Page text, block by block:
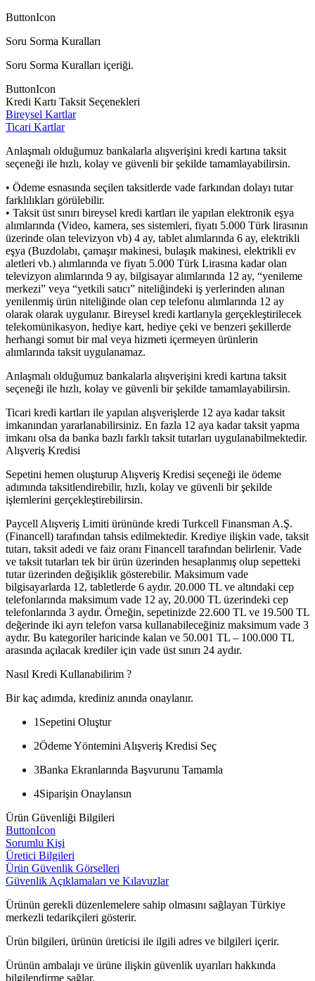
ButtonIcon
Soru Sorma Kuralları
Soru Sorma Kuralları içeriği.
ButtonIcon
Kredi Kartı Taksit Seçenekleri
Bireysel Kartlar
Ticari Kartlar
Anlaşmalı olduğumuz bankalarla alışverişini kredi kartına taksit
seçeneği ile hızlı, kolay ve güvenli bir şekilde tamamlayabilirsin.
• Ödeme esnasında seçilen taksitlerde vade farkından dolayı tutar
farklılıkları görülebilir.
• Taksit üst sınırı bireysel kredi kartları ile yapılan elektronik eşya
alımlarında (Video, kamera, ses sistemleri, fiyatı 5.000 Türk lirasının
üzerinde olan televizyon vb) 4 ay, tablet alımlarında 6 ay, elektrikli
eşya (Buzdolabı, çamaşır makinesi, bulaşık makinesi, elektrikli ev
aletleri vb.) alımlarında ve fiyatı 5.000 Türk Lirasına kadar olan
televizyon alımlarında 9 ay, bilgisayar alımlarında 12 ay, “yenileme
merkezi” veya “yetkili satıcı” niteliğindeki iş yerlerinden alınan
yenilenmiş ürün niteliğinde olan cep telefonu alımlarında 12 ay
olarak olarak uygulanır. Bireysel kredi kartlarıyla gerçekleştirilecek
telekomünikasyon, hediye kart, hediye çeki ve benzeri şekillerde
herhangi somut bir mal veya hizmeti içermeyen ürünlerin
alımlarında taksit uygulanamaz.
Anlaşmalı olduğumuz bankalarla alışverişini kredi kartına taksit
seçeneği ile hızlı, kolay ve güvenli bir şekilde tamamlayabilirsin.
Ticari kredi kartları ile yapılan alışverişlerde 12 aya kadar taksit
imkanından yararlanabilirsiniz. En fazla 12 aya kadar taksit yapma
imkanı olsa da banka bazlı farklı taksit tutarları uygulanabilmektedir.
Alışveriş Kredisi
Sepetini hemen oluşturup Alışveriş Kredisi seçeneği ile ödeme
adımında taksitlendirebilir, hızlı, kolay ve güvenli bir şekilde
işlemlerini gerçekleştirebilirsin.
Paycell Alışveriş Limiti ürününde kredi Turkcell Finansman A.Ş.
(Financell) tarafından tahsis edilmektedir. Krediye ilişkin vade, taksit
tutarı, taksit adedi ve faiz oranı Financell tarafından belirlenir. Vade
ve taksit tutarları tek bir ürün üzerinden hesaplanmış olup sepetteki
tutar üzerinden değişiklik gösterebilir. Maksimum vade
bilgisayarlarda 12, tabletlerde 6 aydır. 20.000 TL ve altındaki cep
telefonlarında maksimum vade 12 ay, 20.000 TL üzerindeki cep
telefonlarında 3 aydır. Örneğin, sepetinizde 22.600 TL ve 19.500 TL
değerinde iki ayrı telefon varsa kullanabileceğiniz maksimum vade 3
aydır. Bu kategoriler haricinde kalan ve 50.001 TL – 100.000 TL
arasında açılacak krediler için vade üst sınırı 24 aydır.
Nasıl Kredi Kullanabilirim ?
Bir kaç adımda, krediniz anında onaylanır.
1 Sepetini Oluştur
2Ödeme Yöntemini Alışveriş Kredisi Seç
3Banka Ekranlarında Başvurunu Tamamla
4Siparişin Onaylansın
Ürün Güvenliği Bilgileri
ButtonIcon
Sorumlu Kişi
Üretici Bilgileri
Ürün Güvenlik Görselleri
Güvenlik Açıklamaları ve Kılavuzlar
Ürünün gerekli düzenlemelere sahip olmasını sağlayan Türkiye
merkezli tedarikçileri gösterir.
Ürün bilgileri, ürünün üreticisi ile ilgili adres ve bilgileri içerir.
Ürünün ambalajı ve ürüne ilişkin güvenlik uyarıları hakkında
bilgilendirme sağlar.